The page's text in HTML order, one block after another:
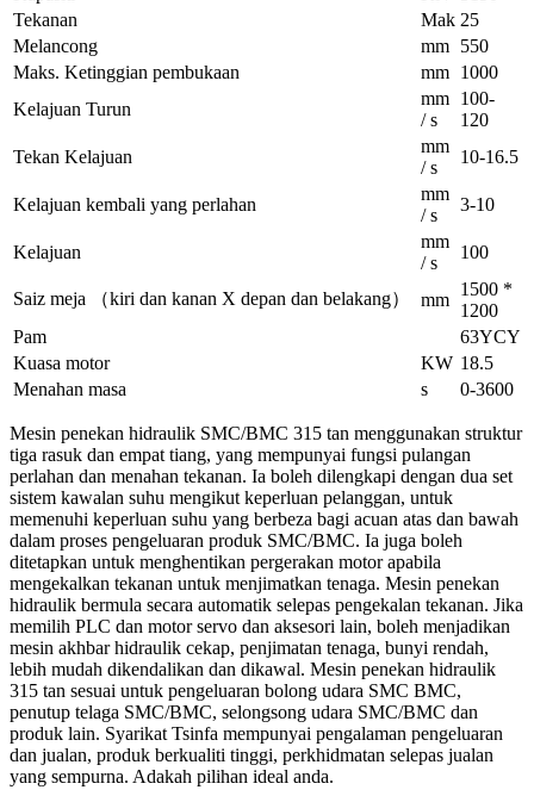
Tekanan
Mak 25
Melancong
mm 550
Maks. Ketinggian pembukaan
mm 1000
Kelajuan Turun
mm
/ s
100-
120
Tekan Kelajuan
mm
/ s
10-16.5
Kelajuan kembali yang perlahan
mm
/ s
3-10
Kelajuan
mm
/ s
100
Saiz meja （kiri dan kanan X depan dan belakang） mm
1500 *
1200
Pam
63YCY
Kuasa motor
KW 18.5
Menahan masa
s 0-3600
Mesin penekan hidraulik SMC/BMC 315 tan menggunakan struktur
tiga rasuk dan empat tiang, yang mempunyai fungsi pulangan
perlahan dan menahan tekanan. Ia boleh dilengkapi dengan dua set
sistem kawalan suhu mengikut keperluan pelanggan, untuk
memenuhi keperluan suhu yang berbeza bagi acuan atas dan bawah
dalam proses pengeluaran produk SMC/BMC. Ia juga boleh
ditetapkan untuk menghentikan pergerakan motor apabila
mengekalkan tekanan untuk menjimatkan tenaga. Mesin penekan
hidraulik bermula secara automatik selepas pengekalan tekanan. Jika
memilih PLC dan motor servo dan aksesori lain, boleh menjadikan
mesin akhbar hidraulik cekap, penjimatan tenaga, bunyi rendah,
lebih mudah dikendalikan dan dikawal. Mesin penekan hidraulik
315 tan sesuai untuk pengeluaran bolong udara SMC BMC,
penutup telaga SMC/BMC, selongsong udara SMC/BMC dan
produk lain. Syarikat Tsinfa mempunyai pengalaman pengeluaran
dan jualan, produk berkualiti tinggi, perkhidmatan selepas jualan
yang sempurna. Adakah pilihan ideal anda.